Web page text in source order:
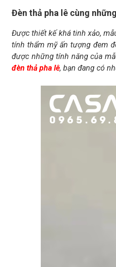
Đèn thả pha lê cùng
Được thiết kế khá tinh xảo,
tính thẩm mỹ ấn tượng đem
được những tính năng của
đèn thả pha lê, bạn đang có